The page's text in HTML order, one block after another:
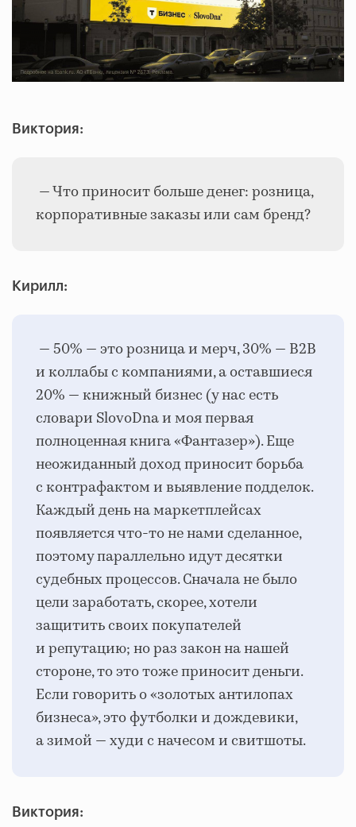
Виктория:
— Что приносит больше денег: розница,
корпоративные заказы или сам бренд?
Кирилл:
— 50% — это розница и мерч, 30% — B2B
и коллабы с компаниями, а оставшиеся
20% — книжный бизнес (у нас есть
словари SlovoDna и моя первая
полноценная книга «Фантазер»). Еще
неожиданный доход приносит борьба
с контрафактом и выявление подделок.
Каждый день на маркетплейсах
появляется что-то не нами сделанное,
поэтому параллельно идут десятки
судебных процессов. Сначала не было
цели заработать, скорее, хотели
защитить своих покупателей
и репутацию; но раз закон на нашей
стороне, то это тоже приносит деньги.
Если говорить о «золотых антилопах
бизнеса», это футболки и дождевики,
а зимой — худи с начесом и свитшоты.
Виктория: